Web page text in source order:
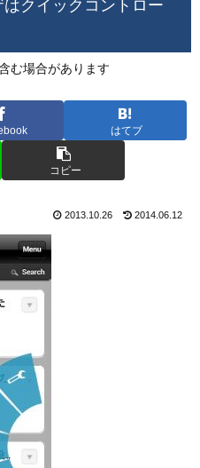
クイックコントロー
む場合があります
はてブ
コピー
2013.10.26 2014.06.12